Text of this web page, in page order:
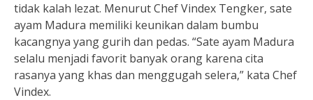
tidak kalah lezat. Menurut Chef Vindex Tengker, sate
ayam Madura memiliki keunikan dalam bumbu
kacangnya yang gurih dan pedas. “Sate ayam Madura
selalu menjadi favorit banyak orang karena cita
rasanya yang khas dan menggugah selera,” kata Chef
Vindex.